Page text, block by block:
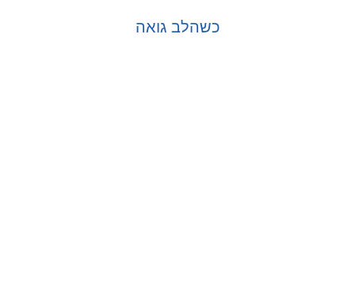
כשהלב גואה